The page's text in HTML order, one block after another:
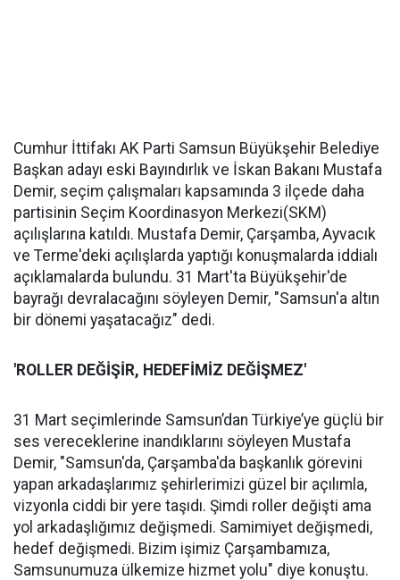
Cumhur İttifakı AK Parti Samsun Büyükşehir Belediye
Başkan adayı eski Bayındırlık ve İskan Bakanı Mustafa
Demir, seçim çalışmaları kapsamında 3 ilçede daha
partisinin Seçim Koordinasyon Merkezi(SKM)
açılışlarına katıldı. Mustafa Demir, Çarşamba, Ayvacık
ve Terme'deki açılışlarda yaptığı konuşmalarda iddialı
açıklamalarda bulundu. 31 Mart'ta Büyükşehir'de
bayrağı devralacağını söyleyen Demir, "Samsun'a altın
bir dönemi yaşatacağız" dedi.
'ROLLER DEĞİŞİR, HEDEFİMİZ DEĞİŞMEZ'
31 Mart seçimlerinde Samsun’dan Türkiye’ye güçlü bir
ses vereceklerine inandıklarını söyleyen Mustafa
Demir, "Samsun'da, Çarşamba'da başkanlık görevini
yapan arkadaşlarımız şehirlerimizi güzel bir açılımla,
vizyonla ciddi bir yere taşıdı. Şimdi roller değişti ama
yol arkadaşlığımız değişmedi. Samimiyet değişmedi,
hedef değişmedi. Bizim işimiz Çarşambamıza,
Samsunumuza ülkemize hizmet yolu" diye konuştu.